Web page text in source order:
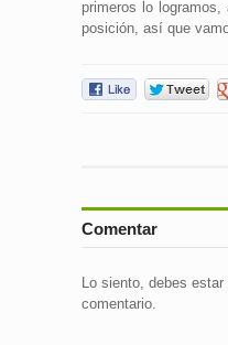
primeros lo
posición, así que
Comentar
Lo siento, debes estar
comentario.